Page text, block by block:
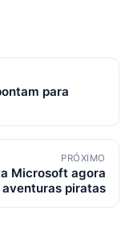
para
PRÓXIMO
Microsoft agora
piratas